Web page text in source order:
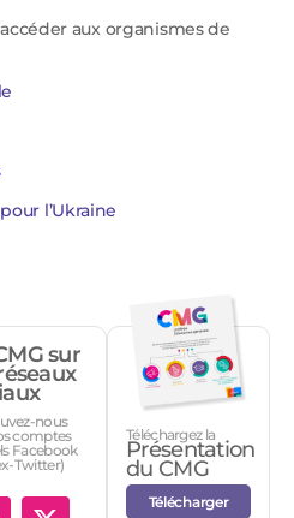
aux organismes de
l’Ukraine
sur
nous
comptes
Facebook
Twitter)
Téléchargez la
Présentation
du CMG
Télécharger